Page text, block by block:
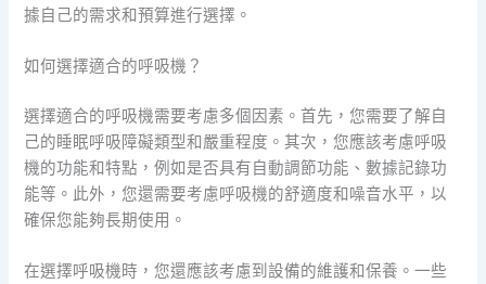
據自己的需求和預算進行選擇。
如何選擇適合的呼吸機？
選擇適合的呼吸機需要考慮多個因素。首先，您需要了解自
己的睡眠呼吸障礙類型和嚴重程度。其次，您應該考慮呼吸
機的功能和特點，例如是否具有自動調節功能、數據記錄功
能等。此外，您還需要考慮呼吸機的舒適度和噪音水平，以
確保您能夠長期使用。
在選擇呼吸機時，您還應該考慮到設備的維護和保養。一些